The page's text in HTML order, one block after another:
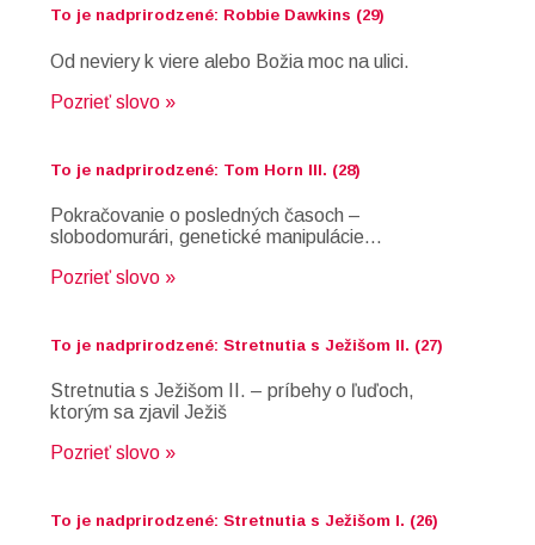
To je nadprirodzené: Robbie Dawkins (29)
Od neviery k viere alebo Božia moc na ulici.
Pozrieť slovo »
To je nadprirodzené: Tom Horn III. (28)
Pokračovanie o posledných časoch –
slobodomurári, genetické manipulácie…
Pozrieť slovo »
To je nadprirodzené: Stretnutia s Ježišom II. (27)
Stretnutia s Ježišom II. – príbehy o ľuďoch,
ktorým sa zjavil Ježiš
Pozrieť slovo »
To je nadprirodzené: Stretnutia s Ježišom I. (26)